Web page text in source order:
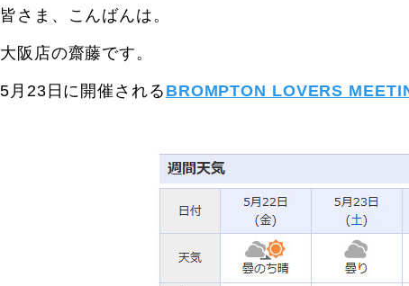
皆さま、こんばんは。
大阪店の齋藤です。
5月23日に開催される BROMPTON LOVERS